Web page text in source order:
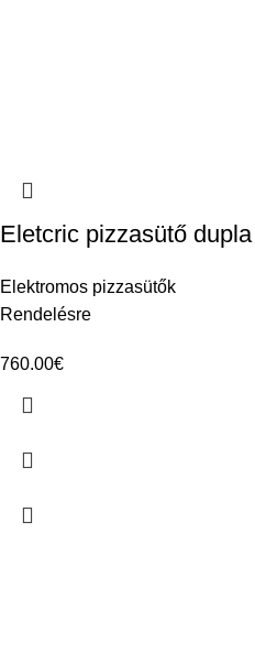
Eletcric pizzasütő dupla
Elektromos pizzasütők
Rendelésre
760.00€